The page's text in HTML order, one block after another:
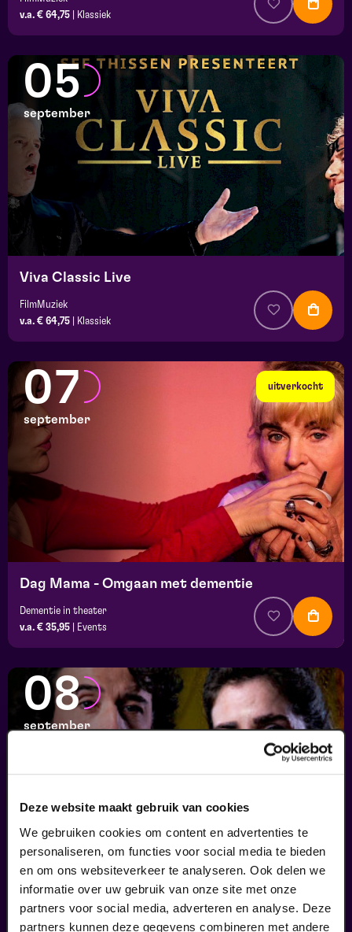
Deze website maakt gebruik van cookies
We gebruiken cookies om content en advertenties te
personaliseren, om functies voor social media te bieden
en om ons websiteverkeer te analyseren. Ook delen we
informatie over uw gebruik van onze site met onze
partners voor social media, adverteren en analyse. Deze
partners kunnen deze gegevens combineren met andere
v.a. € 64,75
Klassiek
05
september
Viva Classic Live
FilmMuziek
v.a. € 64,75
Klassiek
uitverkocht
07
september
Dag Mama - Omgaan met dementie
Dementie in theater
v.a. € 35,95
Events
08
september
Ons Kind
Psychologie in theater